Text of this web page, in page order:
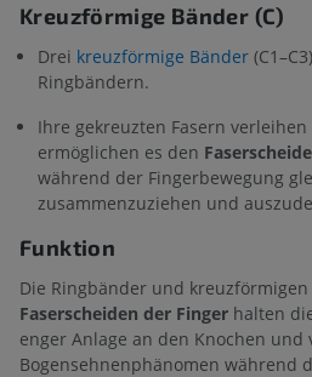
Kreuzförmige Bänder (C)
Drei kreuzförmige Bänder
Ringbändern.
Ihre gekreuzten Fasern
ermöglichen es den
während der Fingerbewegung
zusammenzuziehen und
Funktion
Die Ringbänder und
Faserscheiden der Finger halten
enger Anlage an den Knochen
Bogensehnenphänomen während